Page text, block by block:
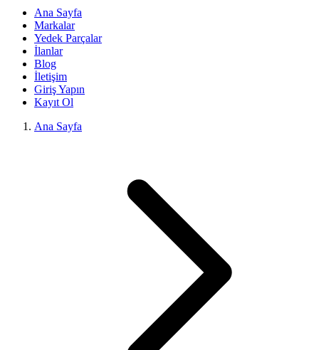
Ana Sayfa
Markalar
Yedek Parçalar
İlanlar
Blog
İletişim
Giriş Yapın
Kayıt Ol
Ana Sayfa